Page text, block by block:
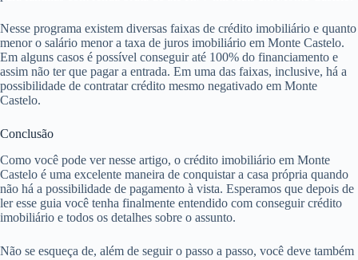
Nesse programa existem diversas faixas de crédito imobiliário e quanto
menor o salário menor a taxa de juros imobiliário em Monte Castelo.
Em alguns casos é possível conseguir até 100% do financiamento e
assim não ter que pagar a entrada. Em uma das faixas, inclusive, há a
possibilidade de contratar crédito mesmo negativado em Monte
Castelo.
Conclusão
Como você pode ver nesse artigo, o crédito imobiliário em Monte
Castelo é uma excelente maneira de conquistar a casa própria quando
não há a possibilidade de pagamento à vista. Esperamos que depois de
ler esse guia você tenha finalmente entendido com conseguir crédito
imobiliário e todos os detalhes sobre o assunto.
Não se esqueça de, além de seguir o passo a passo, você deve também